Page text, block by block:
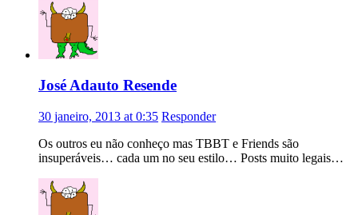
José Adauto Resende
30 janeiro, 2013 at 0:35 Responder
Os outros eu não conheço mas TBBT e Friends são
insuperáveis… cada um no seu estilo… Posts muito legais…